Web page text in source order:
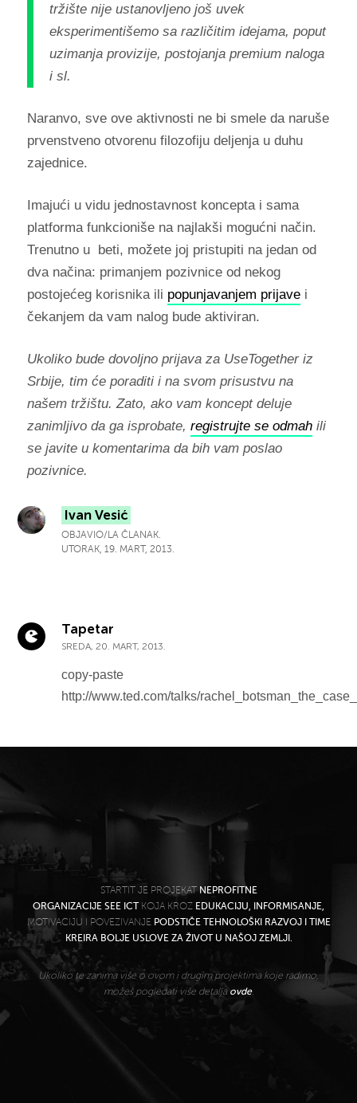
tržište nije ustanovljeno još uvek
eksperimentišemo sa različitim idejama, poput
uzimanja provizije, postojanja premium naloga
i sl.
Naranvo, sve ove aktivnosti ne bi smele da naruše
prvenstveno otvorenu filozofiju deljenja u duhu
zajednice.
Imajući u vidu jednostavnost koncepta i sama
platforma funkcioniše na najlakši mogućni način.
Trenutno u beti, možete joj pristupiti na jedan od
dva načina: primanjem pozivnice od nekog
postojećeg korisnika ili popunjavanjem prijavei
čekanjem da vam nalog bude aktiviran.
Ukoliko bude dovoljno prijava za UseTogether iz
Srbije, tim će poraditi i na svom prisustvu na
našem tržištu. Zato, ako vam koncept deluje
zanimljivo da ga isprobate, registrujte se odmahili
se javite u komentarima da bih vam poslao
pozivnice.
Ivan Vesić
OBJAVIO/LA ČLANAK.
UTORAK, 19. MART, 2013.
Tapetar
SREDA, 20. MART, 2013.
copy-paste
http://www.ted.com/talks/
STARTIT JE PROJEKATNEPROFITNE
ORGANIZACIJE SEE ICTKOJA KROZ EDUKACIJU, INFORMISANJE,
MOTIVACIJU I POVEZIVANJE PODSTIČE TEHNOLOŠKI RAZVOJ I TIME
KREIRA BOLJE USLOVE ZA ŽIVOT U NAŠOJ ZEMLJI.
Ukoliko te zanima više o ovom i drugim projektima koje radimo,
možeš pogledati više detalja ovde.